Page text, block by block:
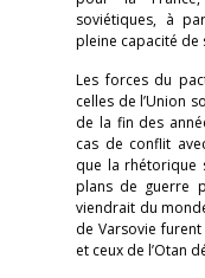
soviétiques, à
pleine capacité de
Les forces du
celles de l’Union
de la fin des
cas de conflit
que la rhétorique
plans de guerre
viendrait du
de Varsovie
et ceux de l’Otan